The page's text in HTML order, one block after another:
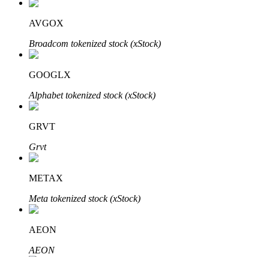
พันธมิตร Bitrue
มากถึง 65% คอมมิชชั่น!
AVGOX
Broadcom tokenized stock (xStock)
GOOGLX
Alphabet tokenized stock (xStock)
GRVT
Grvt
METAX
Meta tokenized stock (xStock)
AEON
AEON